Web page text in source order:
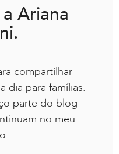
Ariana
compartilhar
dia para famílias.
parte do blog
no meu